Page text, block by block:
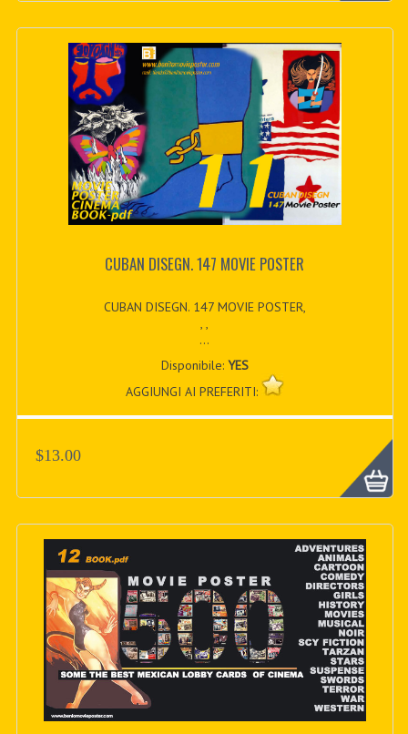
CUBAN DISEGN. 147 MOVIE POSTER
CUBAN DISEGN. 147 MOVIE POSTER,
, ,
...
Disponibile: YES
AGGIUNGI AI PREFERITI:
$13.00